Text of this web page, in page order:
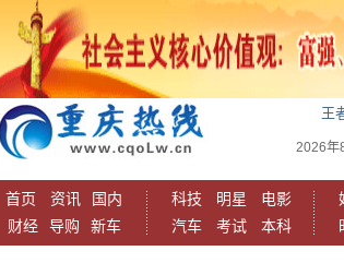
王
2026年
首页 资讯
国内
财经
导购 新车
科技 明星
电影
汽车
考试 本科